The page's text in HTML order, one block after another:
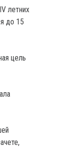
летних
до 15
цель